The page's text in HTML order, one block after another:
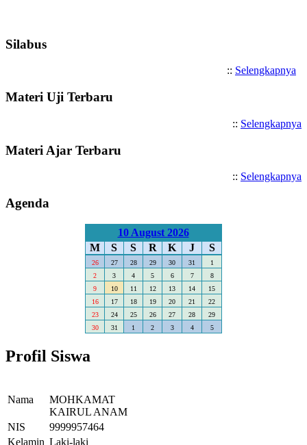
Silabus
:: Selengkapnya
Materi Uji Terbaru
:: Selengkapnya
Materi Ajar Terbaru
:: Selengkapnya
Agenda
10 August 2026
M
S S R K J S
26 27 28 29 30 31
1
2
3 4 5 6 7
8
9
10 11 12 13 14
15
16
17 18 19 20 21
22
23
24 25 26 27 28
29
30
31 1 2 3 4 5
Profil Siswa
Nama
MOHKAMAT
KAIRUL ANAM
NIS
9999957464
Kelamin Laki-laki